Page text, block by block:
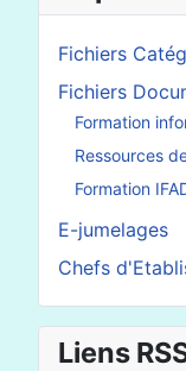
Fichiers
Fichiers
Formation
Ressources
Formation
E-jumelages
Chefs
Liens